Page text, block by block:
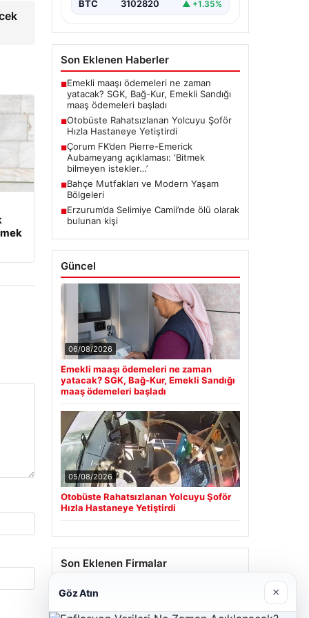
BTC 3102820 ▲ +1.35%
Son Eklenen Haberler
■Emekli maaşı ödemeleri ne zaman
yatacak? SGK, Bağ-Kur, Emekli Sandığı
maaş ödemeleri başladı
■Otobüste Rahatsızlanan Yolcuyu Şoför
Hızla Hastaneye Yetiştirdi
■Çorum FK’den Pierre-Emerick
Aubameyang açıklaması: ‘Bitmek
bilmeyen istekler…’
■Bahçe Mutfakları ve Modern Yaşam
Bölgeleri
■Erzurum’da Selimiye Camii’nde ölü olarak
bulunan kişi
Güncel
06/08/2026
Emekli maaşı ödemeleri ne zaman
yatacak? SGK, Bağ-Kur, Emekli Sandığı
maaş ödemeleri başladı
05/08/2026
Otobüste Rahatsızlanan Yolcuyu Şoför
Hızla Hastaneye Yetiştirdi
Son Eklenen Firmalar
Göz Atın ×